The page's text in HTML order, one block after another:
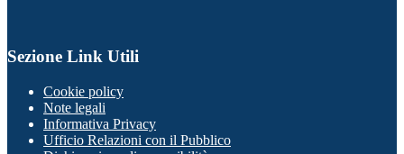
Sezione Link Utili
Cookie policy
Note legali
Informativa Privacy
Ufficio Relazioni con il Pubblico